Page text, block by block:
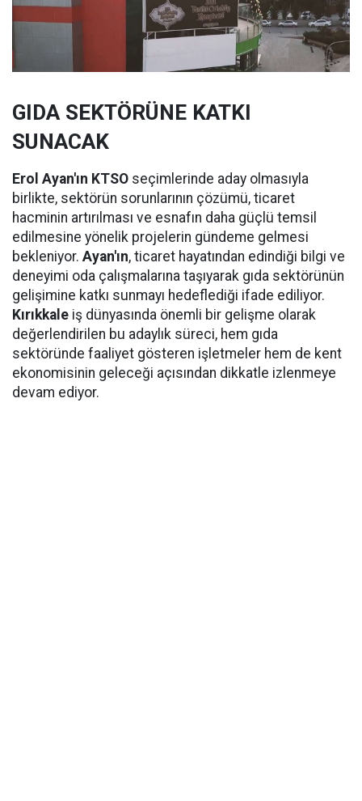
GIDA SEKTÖRÜNE KATKI
SUNACAK
Erol Ayan'ın KTSO seçimlerinde aday olmasıyla
birlikte, sektörün sorunlarının çözümü, ticaret
hacminin artırılması ve esnafın daha güçlü temsil
edilmesine yönelik projelerin gündeme gelmesi
bekleniyor. Ayan'ın, ticaret hayatından edindiği bilgi ve
deneyimi oda çalışmalarına taşıyarak gıda sektörünün
gelişimine katkı sunmayı hedeflediği ifade ediliyor.
Kırıkkale iş dünyasında önemli bir gelişme olarak
değerlendirilen bu adaylık süreci, hem gıda
sektöründe faaliyet gösteren işletmeler hem de kent
ekonomisinin geleceği açısından dikkatle izlenmeye
devam ediyor.